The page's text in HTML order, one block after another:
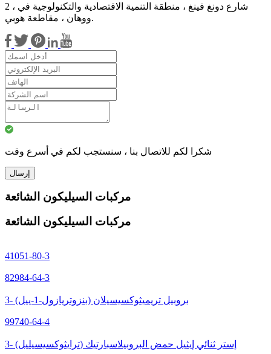
2 ، شارع دونغ فينغ ، منطقة التنمية الاقتصادية والتكنولوجية في
ووهان ، مقاطعة هوبي.
شكرا لكم للاتصال بنا ، سنستجب لكم في أسرع وقت
إرسال
مركبات السيليكون الشائعة
مركبات السيليكون الشائعة
41051-80-3
82984-64-3
3- (بنزوتريازول-1-ييل) بروبيل تريميثوكسيسيلان
99740-64-4
3- (ترايثوكسيسيليل) إستر ثنائي إيثيل حمض البروبيلاسبارتيك